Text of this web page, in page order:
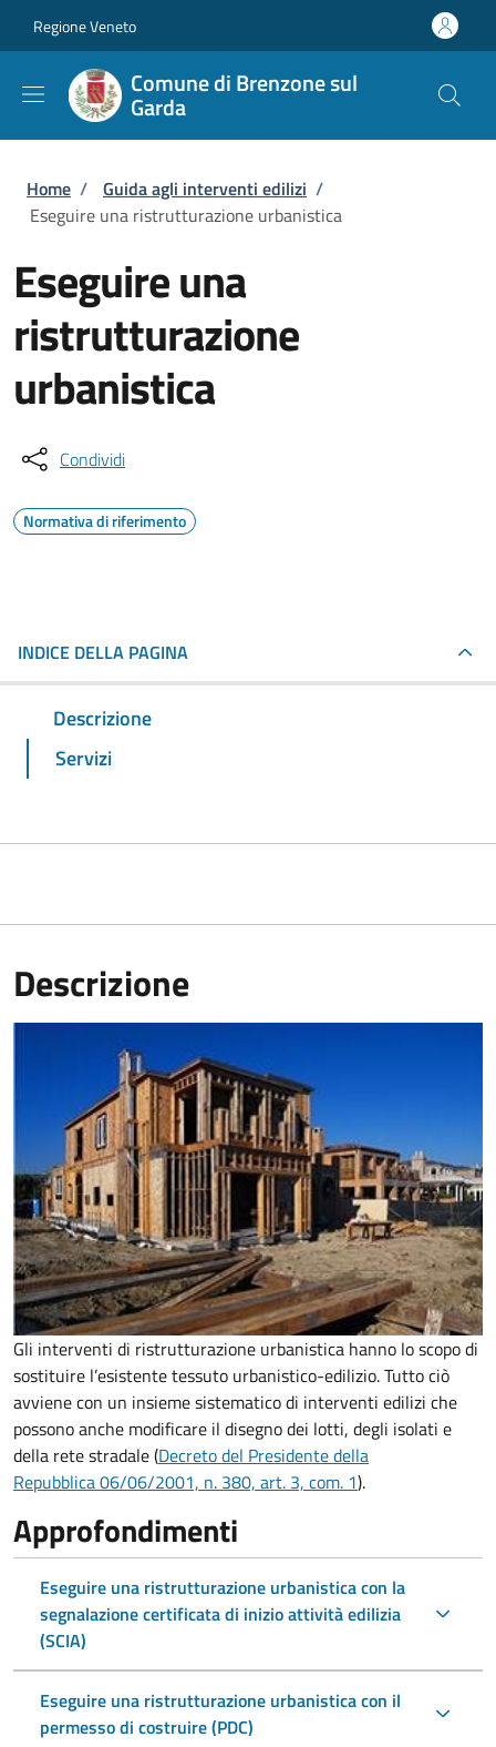
Regione Veneto
Comune di Brenzone sul
Garda
Briciole di pane
Home / Guida agli interventi edilizi /
Eseguire una ristrutturazione urbanistica
Eseguire una
ristrutturazione
urbanistica
Condividi
Normativa di riferimento
INDICE DELLA PAGINA
Descrizione
Servizi
Descrizione
Gli interventi di ristrutturazione urbanistica hanno lo scopo di
sostituire l’esistente tessuto urbanistico-edilizio. Tutto ciò
avviene con un insieme sistematico di interventi edilizi che
possono anche modificare il disegno dei lotti, degli isolati e
della rete stradale (Decreto del Presidente della
Repubblica 06/06/2001, n. 380, art. 3, com. 1).
Approfondimenti
Eseguire una ristrutturazione urbanistica con la
segnalazione certificata di inizio attività edilizia
(SCIA)
Eseguire una ristrutturazione urbanistica con il
permesso di costruire (PDC)